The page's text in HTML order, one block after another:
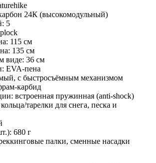
24К (высокомодульный)
5
115 см
135 см
виде: 36 см
EVA-пена
с быстросъёмным механизмом
карбид
встроенная пружинная (anti-shock)
тарелки для снега, песка и
680 г
палки, сменные насадки